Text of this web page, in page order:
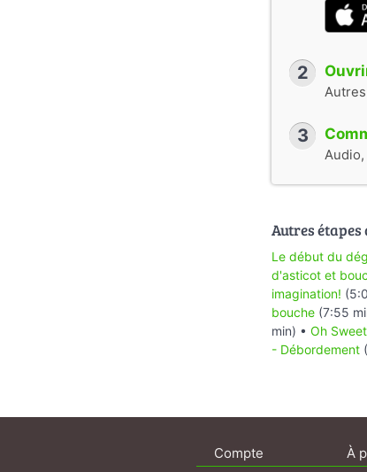
2
3
Autres étapes
Le début du
d'asticot et
imagination!
bouche (7:55
min) • Oh
- Débordement
Compte À